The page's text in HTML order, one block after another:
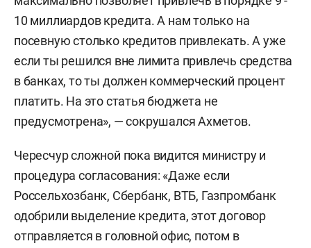
10 миллиардов кредита. А нам только на
посевную столько кредитов привлекать. А уже
если ты решился вне лимита привлечь средства
в банках, то ты должен коммерческий процент
платить. На это статья бюджета не
предусмотрена», — сокрушался Ахметов.
Чересчур сложной пока видится министру и
процедура согласования: «Даже если
Россельхозбанк, Сбербанк, ВТБ, Газпромбанк
одобрили выделение кредита, этот договор
отправляется в головной офис, потом в